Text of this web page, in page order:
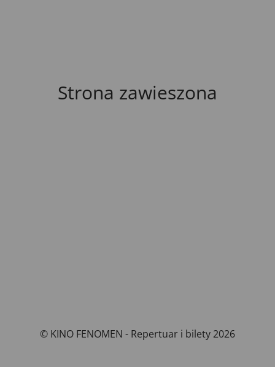
Strona zawieszona
© KINO FENOMEN - Repertuar i bilety 2026